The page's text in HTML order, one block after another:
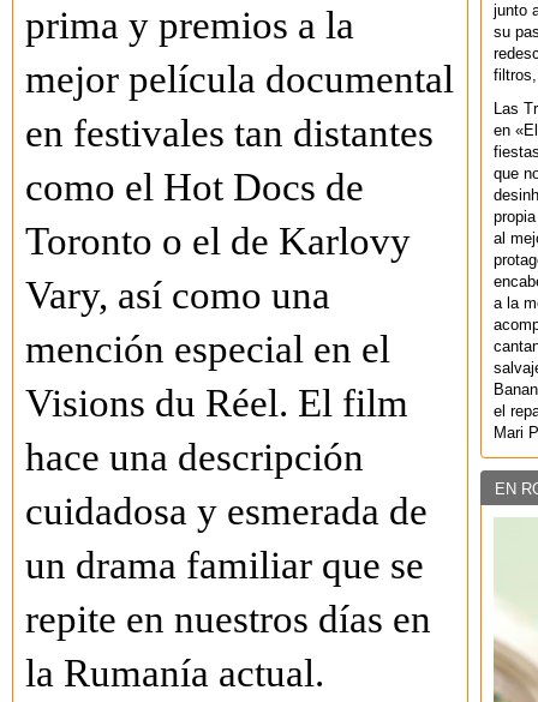
prima y premios a la
mejor película documental
en festivales tan distantes
como el Hot Docs de
Toronto o el de Karlovy
Vary, así como una
mención especial en el
Visions du Réel. El film
hace una descripción
cuidadosa y esmerada de
un drama familiar que se
repite en nuestros días en
la Rumanía actual.
junto
su
filtros,
Las
en
que
al
a la
el
Mari
EN